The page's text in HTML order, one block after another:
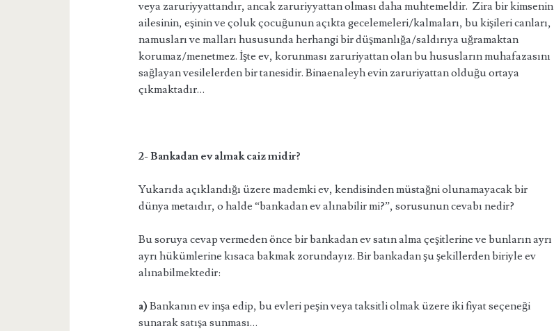
veya zaruriyyattandır, ancak zaruriyyattan olması daha muhtemeldir. Zira bir kimsenin
ailesinin, eşinin ve çoluk çocuğunun açıkta gecelemeleri/kalmaları, bu kişileri canları,
namusları ve malları hususunda herhangi bir düşmanlığa/saldırıya uğramaktan
korumaz/menetmez. İşte ev, korunması zaruriyattan olan bu hususların muhafazasını
sağlayan vesilelerden bir tanesidir. Binaenaleyh evin zaruriyattan olduğu ortaya
çıkmaktadır…
2- Bankadan ev almak caiz midir?
Yukarıda açıklandığı üzere mademki ev, kendisinden müstağni olunamayacak bir
dünya metaıdır, o halde “bankadan ev alınabilir mi?”, sorusunun cevabı nedir?
Bu soruya cevap vermeden önce bir bankadan ev satın alma çeşitlerine ve bunların ayrı
ayrı hükümlerine kısaca bakmak zorundayız. Bir bankadan şu şekillerden biriyle ev
alınabilmektedir:
a) Bankanın ev inşa edip, bu evleri peşin veya taksitli olmak üzere iki fiyat seçeneği
sunarak satışa sunması…